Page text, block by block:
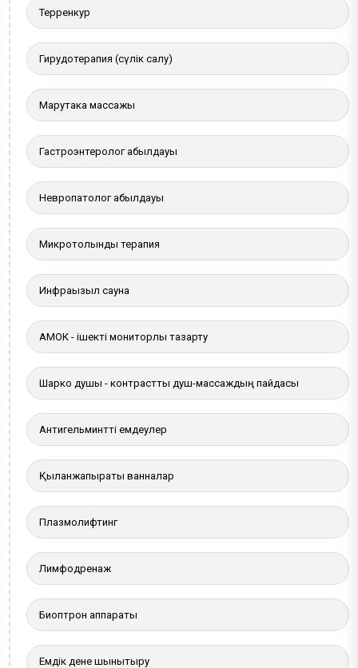
Терренкур
Гирудотерапия (сүлік салу)
Марутака массажы
Гастроэнтеролог қабылдауы
Невропатолог қабылдауы
Микротолқынды терапия
Инфрақызыл сауна
АМОК - ішекті мониторлы тазарту
Шарко душы - контрастты душ-массаждың пайдасы
Антигельминтті емдеулер
Қылқанжапырақты ванналар
Плазмолифтинг
Лимфодренаж
Биоптрон аппараты
Емдік дене шынықтыру